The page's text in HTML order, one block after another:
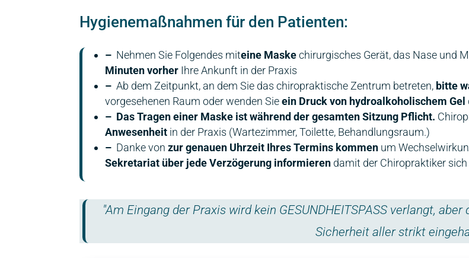
Hygienemaßnahmen für den Patienten:
– Nehmen Sie Folgendes miteine Maskechirurgisches Gerät, das Nase und
Minuten vorher Ihre Ankunft in der Praxis
– Ab dem Zeitpunkt, an dem Sie das chiropraktische Zentrum betreten, bitte
vorgesehenen Raum oder wenden Sieein Druck von hydroalkoholischem Gel
– Das Tragen einer Maske ist während der gesamten Sitzung Pflicht.
Anwesenheit in der Praxis (Wartezimmer, Toilette, Behandlungsraum.)
– Danke vonzur genauen Uhrzeit Ihres Termins kommen um
Sekretariat über jede Verzögerung informieren damit der Chiropraktiker
"Am Eingang der Praxis wird kein GESUNDHEITSPASS verlangt,
Sicherheit aller strikt